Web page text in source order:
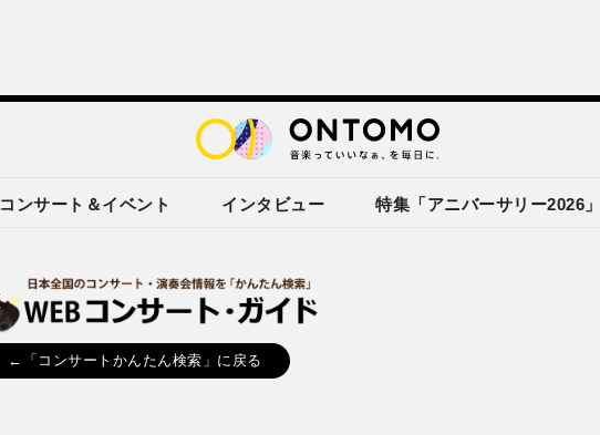
コンサート＆イベント インタビュー 特集「アニバーサリー2026」
←「コンサートかんたん検索」に戻る